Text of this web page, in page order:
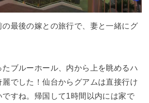
最後の嫁との旅行で、妻と一緒にグ
たブルーホール、内から上を眺めるハ
でした！仙台からグアムは直接行け
ですね。帰国して1時間以内には家で